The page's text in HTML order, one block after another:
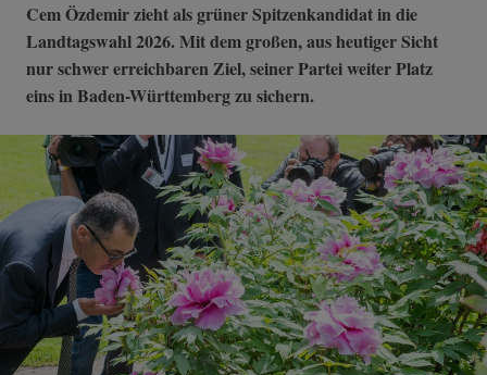
Cem Özdemir zieht als grüner Spitzenkandidat in die
Landtagswahl 2026. Mit dem großen, aus heutiger Sicht
nur schwer erreichbaren Ziel, seiner Partei weiter Platz
eins in Baden-Württemberg zu sichern.